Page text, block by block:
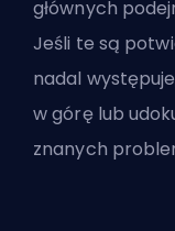
głównych
Jeśli te są
nadal
w górę lub
znanych